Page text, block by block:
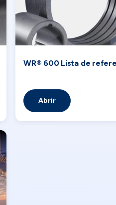
WR® 600 Lista de
Abrir